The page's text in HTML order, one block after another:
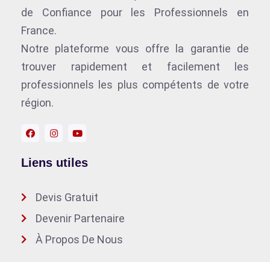
de Confiance pour les Professionnels en
France.
Notre plateforme vous offre la garantie de
trouver rapidement et facilement les
professionnels les plus compétents de votre
région.
Liens utiles
Devis Gratuit
Devenir Partenaire
À Propos De Nous